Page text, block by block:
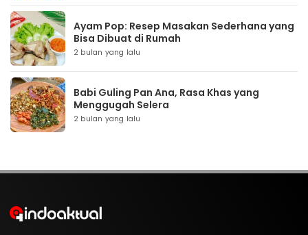
Ayam Pop: Resep Masakan Sederhana yang
Bisa Dibuat di Rumah
2 bulan yang lalu
Babi Guling Pan Ana, Rasa Khas yang
Menggugah Selera
2 bulan yang lalu